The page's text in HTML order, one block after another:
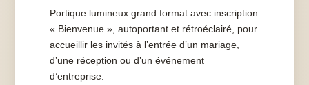
Portique lumineux grand format avec inscription
« Bienvenue », autoportant et rétroéclairé, pour
accueillir les invités à l’entrée d’un mariage,
d’une réception ou d’un événement
d’entreprise.